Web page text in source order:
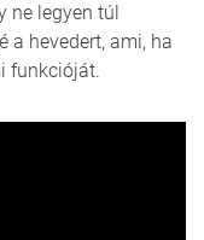
ne legyen túl
a hevedert, ami, ha
funkcióját.